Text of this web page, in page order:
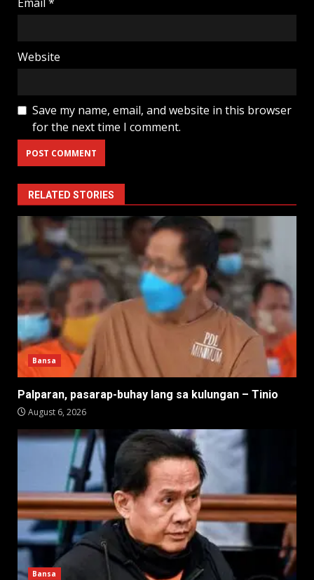
Website
Save my name, email, and website in this browser
for the next time I comment.
RELATED STORIES
Bansa
Palparan, pasarap-buhay lang sa kulungan – Tinio
August 6, 2026
Bansa